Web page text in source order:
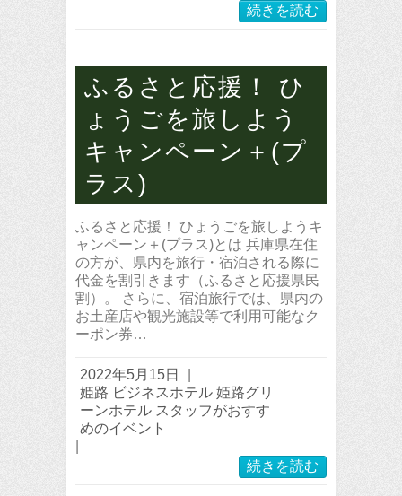
続きを読む
ふるさと応援！ ひ
ょうごを旅しよう
キャンペーン＋(プ
ラス)
ふるさと応援！ ひょうごを旅しようキ
ャンペーン＋(プラス)とは 兵庫県在住
の方が、県内を旅行・宿泊される際に
代金を割引きます（ふるさと応援県民
割）。 さらに、宿泊旅行では、県内の
お土産店や観光施設等で利用可能なク
ーポン券…
2022年5月15日
姫路 ビジネスホテル 姫路グリ
ーンホテル スタッフがおすす
めのイベント
続きを読む